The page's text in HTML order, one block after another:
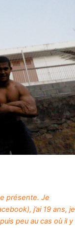
présente. Je
j’ai 19 ans, je
peu au cas où il y